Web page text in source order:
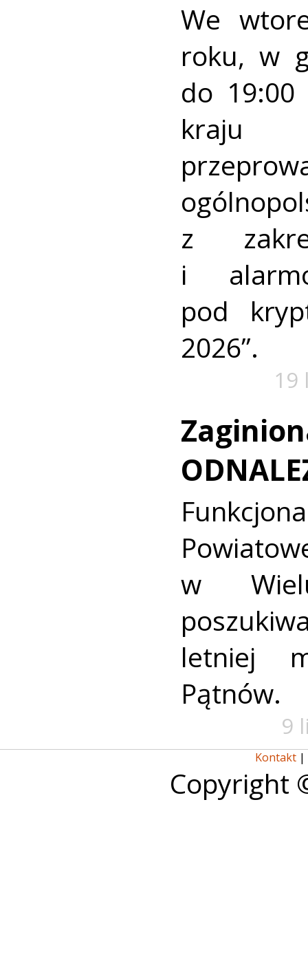
We
roku, w
do 19:00
z
i
pod
2026”.
19
w
letniej
Pątnów.
9
Kontakt |
Copyright